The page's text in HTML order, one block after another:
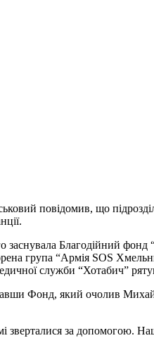
повідомив, що
Благодійний
група “Армія SOS
служби “Хотабич”
Фонд, який очолив
за допомогою.